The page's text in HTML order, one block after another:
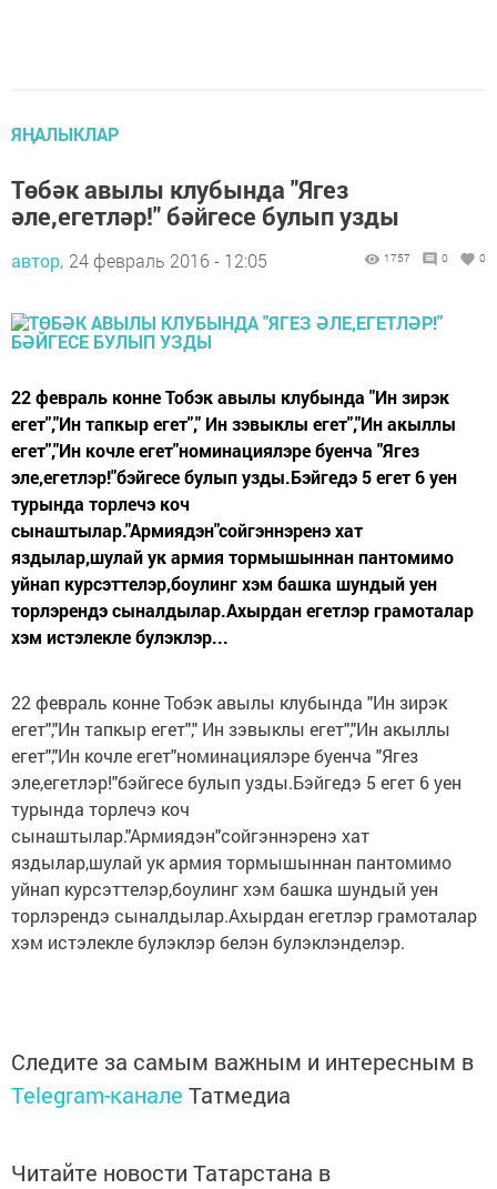
ЯҢАЛЫКЛАР
Төбәк авылы клубында "Ягез
әле,егетләр!" бәйгесе булып узды
автор, 24 февраль 2016 - 12:05 1757 0 0
22 февраль конне Тобэк авылы клубында "Ин зирэк
егет","Ин тапкыр егет"," Ин зэвыклы егет","Ин акыллы
егет","Ин кочле егет"номинациялэре буенча "Ягез
эле,егетлэр!"бэйгесе булып узды.Бэйгедэ 5 егет 6 уен
турында торлечэ коч
сынаштылар."Армиядэн"сойгэннэренэ хат
яздылар,шулай ук армия тормышыннан пантомимо
уйнап курсэттелэр,боулинг хэм башка шундый уен
торлэрендэ сыналдылар.Ахырдан егетлэр грамоталар
хэм истэлекле булэклэр...
22 февраль конне Тобэк авылы клубында "Ин зирэк
егет","Ин тапкыр егет"," Ин зэвыклы егет","Ин акыллы
егет","Ин кочле егет"номинациялэре буенча "Ягез
эле,егетлэр!"бэйгесе булып узды.Бэйгедэ 5 егет 6 уен
турында торлечэ коч
сынаштылар."Армиядэн"сойгэннэренэ хат
яздылар,шулай ук армия тормышыннан пантомимо
уйнап курсэттелэр,боулинг хэм башка шундый уен
торлэрендэ сыналдылар.Ахырдан егетлэр грамоталар
хэм истэлекле булэклэр белэн булэклэнделэр.
Следите за самым важным и интересным в
Telegram-канале Татмедиа
Читайте новости Татарстана в